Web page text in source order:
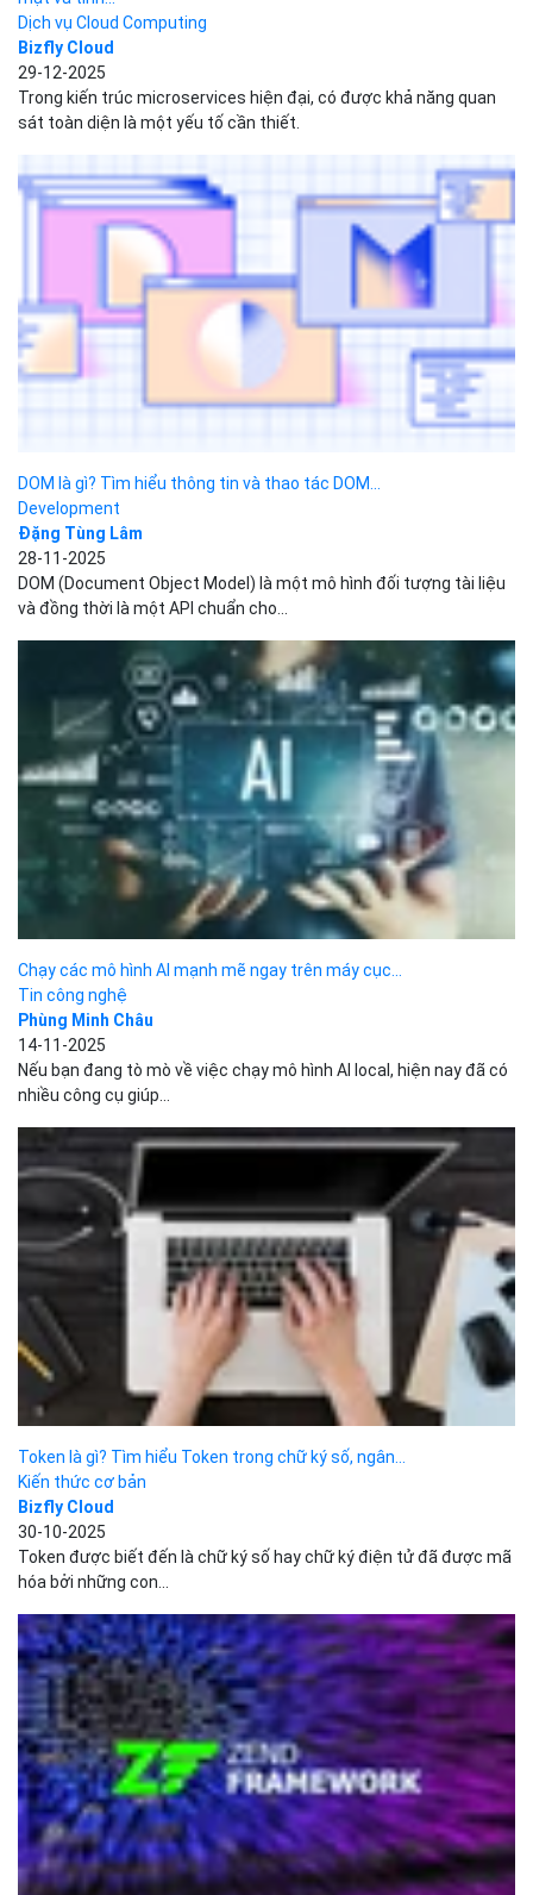
ABAP là gì? Những tính năng hưu ích của ABAP
Development
Đặng Tùng Lâm
04-06-2025
ABAP viết tắt của Advanced Business Application Programming,
là một ngôn ngữ lập trình bậc cao do công ty SAP...
Visual Basic là gì? Những thông tin bạn nên biết về...
Development
Đặng Tùng Lâm
04-06-2025
Visual Basic (VB) là một ngôn ngữ lập trình hướng sự kiện (Event
Development
Đăng Tùng Lâm
03-06-2025
Tuple là một kiểu dữ liệu dùng để lưu trữ một tập hợp các phần
tử có thứ tự và...
GCC là gì? Vai trò và tầm quan trọng của GCC
Development
Đặng Tùng Lâm
03-06-2025
GCC (GNU Compiler Collection) là một bộ công cụ trình biên dịch
mã nguồn mở được phát triển bởi dự...
Lệnh df trong Linux và những ví dụ thực tế sử...
Development